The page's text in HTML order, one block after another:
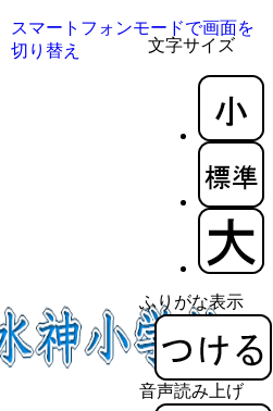
文字サイズ
ふりがな表示
音声読み上げ
スマートフォンモードで画面を
切り替え